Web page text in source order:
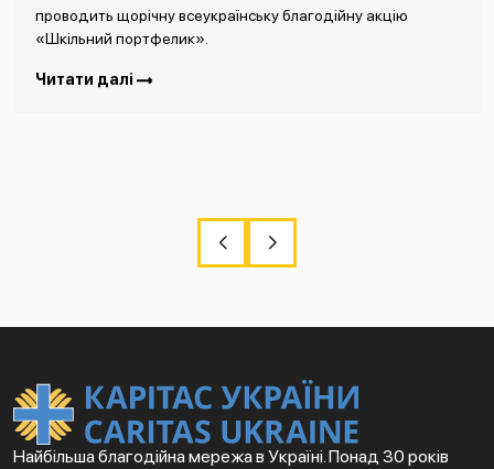
проводить щорічну всеукраїнську благодійну акцію
«Шкільний портфелик».
Читати далі
Найбільша благодійна мережа в Україні. Понад 30 років